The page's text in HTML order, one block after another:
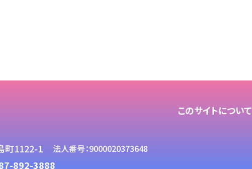
町1122-1 法人番号：9000020373648
892-3888
このサイトについて